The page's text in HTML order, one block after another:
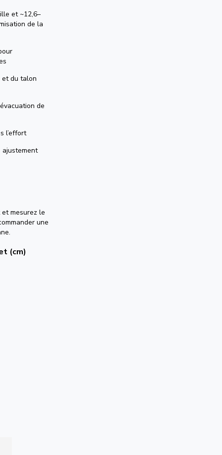
et ~12,6–
de la
et du talon
de
l’effort
ajustement
et mesurez le
une
(cm)